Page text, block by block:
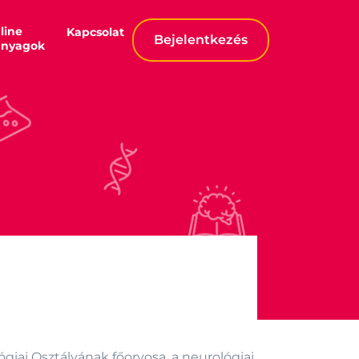
Kapcsolat Bejelentkezés